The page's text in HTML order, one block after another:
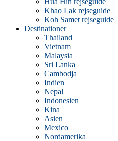
Khao Lak rejseguide
Koh Samet rejseguide
Destinationer
Thailand
Vietnam
Malaysia
Sri Lanka
Cambodja
Indien
Nepal
Indonesien
Kina
Asien
Mexico
Nordamerika